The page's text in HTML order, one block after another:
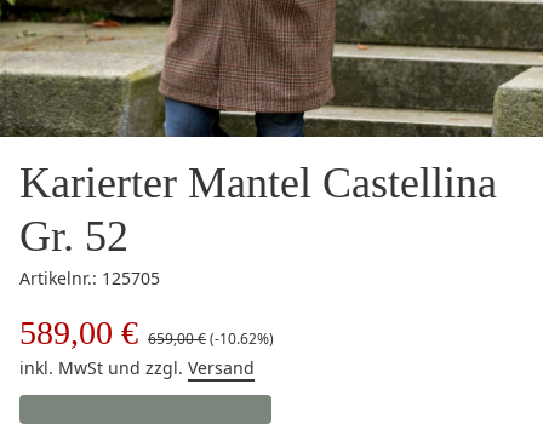
Karierter Mantel Castellina
Gr. 52
Artikelnr.: 125705
589,00 € 659,00 €(-10.62%)
inkl. MwSt und zzgl. Versand